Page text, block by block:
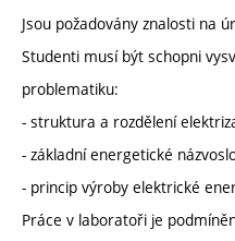
Jsou požadovány znalosti na
Studenti musí být schopni
problematiku:
- struktura a rozdělení
- základní energetické
- princip výroby elektrické
Práce v laboratoři je